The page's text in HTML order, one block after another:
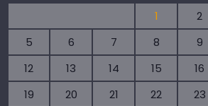
1
2
5
6 7 8 9
12
13 14 15 16
19
20 21 22 23